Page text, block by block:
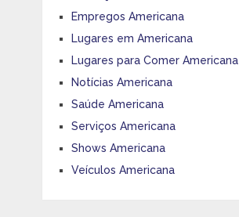
Empregos Americana
Lugares em Americana
Lugares para Comer Americana
Notícias Americana
Saúde Americana
Serviços Americana
Shows Americana
Veículos Americana